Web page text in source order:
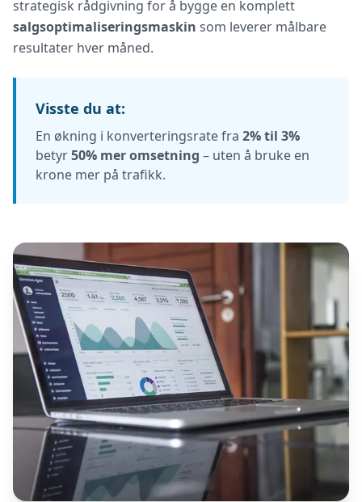
strategisk rådgivning for å bygge en komplett
salgsoptimaliseringsmaskin som leverer målbare
resultater hver måned.
Visste du at:
En økning i konverteringsrate fra 2% til 3%
betyr50% mer omsetning – uten å bruke en
krone mer på trafikk.